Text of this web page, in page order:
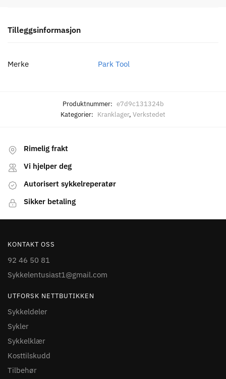
Tilleggsinformasjon
Merke Park Tool
Produktnummer: e7d9c131324b
Kategorier: Kranklager, Verkstedet
Rimelig frakt
Vi hjelper deg
Autorisert sykkelreperatør
Sikker betaling
KONTAKT OSS
92 46 50 81
Sykkelentusiast1@gmail.com
UTFORSK NETTBUTIKKEN
Sykkeldeler
Sykler
Sykkelklær
Kosttilskudd
Tilbehør